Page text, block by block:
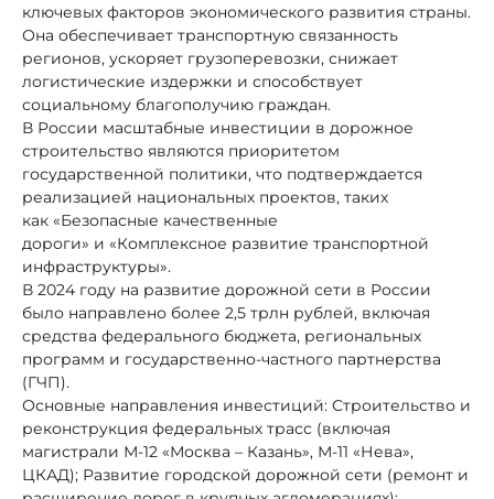
ключевых факторов экономического развития страны.
Она обеспечивает транспортную связанность
регионов, ускоряет грузоперевозки, снижает
логистические издержки и способствует
социальному благополучию граждан.
В России масштабные инвестиции в дорожное
строительство являются приоритетом
государственной политики, что подтверждается
реализацией национальных проектов, таких
как «Безопасные качественные
дороги» и «Комплексное развитие транспортной
инфраструктуры».
В 2024 году на развитие дорожной сети в России
было направлено более 2,5 трлн рублей, включая
средства федерального бюджета, региональных
программ и государственно-частного партнерства
(ГЧП).
Основные направления инвестиций: Строительство и
реконструкция федеральных трасс (включая
магистрали М-12 «Москва – Казань», М-11 «Нева»,
ЦКАД); Развитие городской дорожной сети (ремонт и